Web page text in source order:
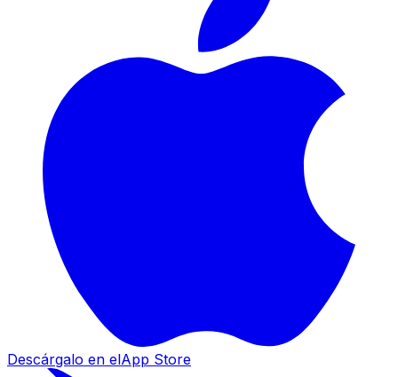
Descárgalo en elApp Store